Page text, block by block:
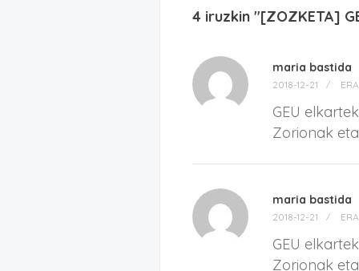
4 iruzkin "[ZOZKETA]
maria bastida
2018-12-21
GEU
Zorionak
maria bastida
2018-12-21
GEU
Zorionak